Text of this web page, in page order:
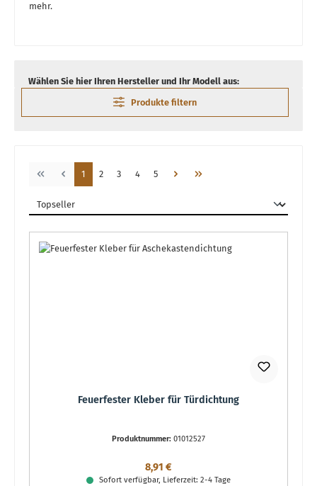
mehr.
Wählen Sie hier Ihren Hersteller und Ihr Modell aus:
Produkte filtern
Seite
1 Seite
2 Seite
3 Seite
4 Seite
5
Feuerfester Kleber für Türdichtung
Produktnummer: 01012527
Regulärer Preis:
8,91 €
Sofort verfügbar, Lieferzeit: 2-4 Tage